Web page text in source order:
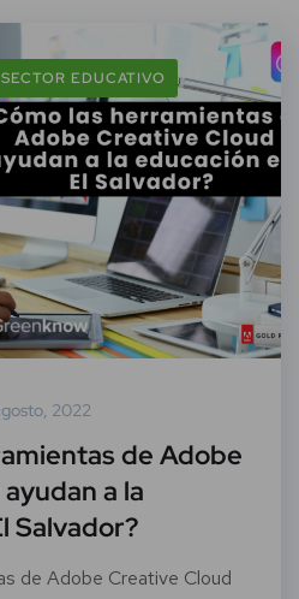
SECTOR EDUCATIVO
2022
de Adobe
a la
Salvador?
de Adobe Creative Cloud